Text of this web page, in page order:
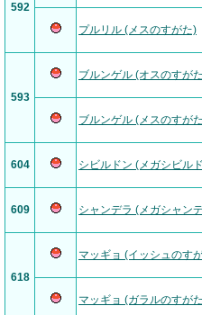
592
プルリル (メスのすがた)
593
ブルンゲル (オスのすが
ブルンゲル (メスのすが
604 シビルドン (メガシビル
609 シャンデラ (メガシャン
618
マッギョ (イッシュのす
マッギョ (ガラルのすが